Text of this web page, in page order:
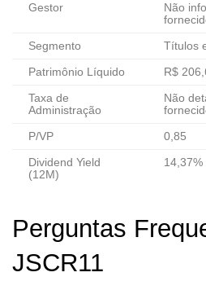
Gestor
Não
Segmento Títulos
Patrimônio Líquido R$
Taxa de
Administração
Não
P/VP 0,85
Dividend Yield
(12M)
14,37%
Perguntas
JSCR11